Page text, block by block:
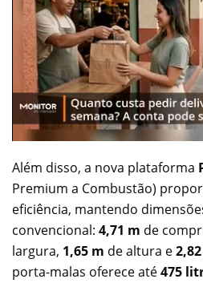
Além disso, a nova plataforma
Premium a Combustão)
eficiência, mantendo
convencional: 4,71 m de
largura, 1,65 m de altura e
porta-malas oferece até475